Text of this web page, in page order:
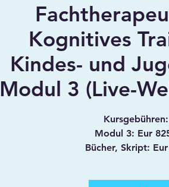
Kognitives
Kindes- und
Modul 3 (Live-
Kursgebühren:
Modul 3: Eur
Bücher, Skript: